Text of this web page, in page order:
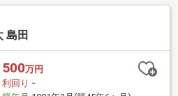
島田
500万円
利回り -